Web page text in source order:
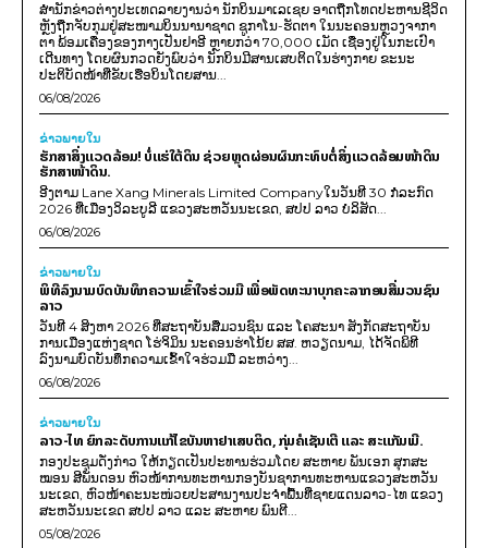
ສຳນັກຂ່າວຕ່າງປະເທດລາຍງານວ່າ ນັກບິນມາເລເຊຍ ອາດຖືກໂທດປະຫານຊີວິດ
ຫຼັງຖືກຈັບກຸມຢູ່ສະໜາມບິນນານາຊາດ ຊູກາໂນ-ຮັດຕາ ໃນນະຄອນຫຼວງຈາກາ
ຕາ ພ້ອມເຄື່ອງຂອງກາງເປັນຢາອີ ຫຼາຍກວ່າ 70,000 ເມັດ ເຊື່ອງຢູ່ໃນກະເປົາ
ເດີນທາງ ໂດຍຜົນກວດຍັງພົບວ່າ ນັກບິນມີສານເສບຕິດໃນຮ່າງກາຍ ຂະນະ
ປະຕິບັດໜ້າທີ່ຂັບເຮືອບິນໂດຍສານ...
06/08/2026
ຂ່າວພາຍ​ໃນ
ຮັກສາສິ່ງແວດລ້ອມ! ບໍ່ແຮ່ໃຕ້ດິນ ຊ່ວຍຫຼຸດຜ່ອນຜົນກະທົບຕໍ່ສິ່ງແວດລ້ອມໜ້າດິນ
ຮັກສາໜ້າດິນ.
ອີງຕາມ Lane Xang Minerals Limited Companyໃນວັນທີ 30 ກໍລະກົດ
2026 ທີ່ເມືອງວິລະບູລີ ແຂວງສະຫວັນນະເຂດ, ສປປ ລາວ ບໍລິສັດ...
06/08/2026
ຂ່າວພາຍ​ໃນ
ພິທີລົງນາມບົດບັນທຶກຄວາມເຂົ້າໃຈຮ່ວມມື ເພື່ອພັດທະນາບຸກຄະລາກອນສື່ມວນຊົນ
ລາວ
ວັນທີ 4 ສິງຫາ 2026 ທີ່ສະຖາບັນສື່ມວນຊົນ ແລະ ໂຄສະນາ ສັງກັດສະຖາບັນ
ການເມືອງແຫ່ງຊາດ ໂຮ່ຈິມິນ ນະຄອນຮ່າໂນ້ຍ ສສ. ຫວຽດນາມ, ໄດ້ຈັດພິທີ
ລົງນາມບົດບັນທຶກຄວາມເຂົ້າໃຈຮ່ວມມື ລະຫວ່າງ...
06/08/2026
ຂ່າວພາຍ​ໃນ
ລາວ-ໄທ ຍົກລະດັບການແກ້ໄຂບັນຫາຢາເສບຕິດ, ກຸ່ມຄໍເຊັນເຕີ ແລະ ສະແກັມເມີ.
ກອງປະຊຸມດັ່ງກ່າວ ໃຫ້ກຽດເປັນປະທານຮ່ວມໂດຍ ສະຫາຍ ພັນເອກ ສຸກສະ
ໝອນ ສີພັນດອນ ຫົວໜ້າການທະຫານກອງບັນຊາການທະຫານແຂວງສະຫວັນ
ນະເຂດ, ຫົວໜ້າຄະນະໜ່ວຍປະສານງານປະຈຳພື້ນທີ່ຊາຍແດນລາວ-ໄທ ແຂວງ
ສະຫວັນນະເຂດ ສປປ ລາວ ແລະ ສະຫາຍ ພົນຕີ...
05/08/2026